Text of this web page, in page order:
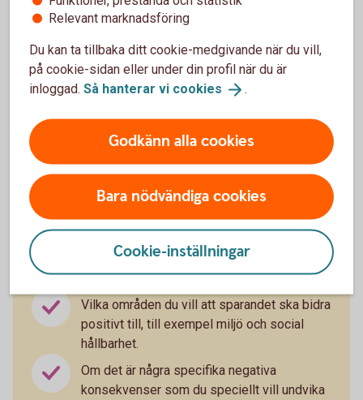
bidra
När det ställs allt större krav på bolag och fondbolag så är
EU:s förhoppning att det ska leda till en positiv förändring.
Det blir lättare att jämföra olika finansiella produkter när det
hållbarheten i ditt sparande och uttrycka dina
hållbarhetspreferenser när du får en rådgivning av oss. Det
finns flera sätt som du kan påverka på:
Hur stor del av sparandet som ska vara
hållbart.
Vilka områden du vill att sparandet ska bidra
positivt till, till exempel miljö och social
hållbarhet.
Om det är några specifika negativa
konsekvenser som du speciellt vill undvika
Relevant marknadsföring
Du kan ta tillbaka ditt cookie-medgivande när du vill,
på cookie-sidan eller under din profil när du är
inloggad. Så hanterar vi cookies .
Godkänn alla cookies
Bara nödvändiga cookies
Cookie-inställningar